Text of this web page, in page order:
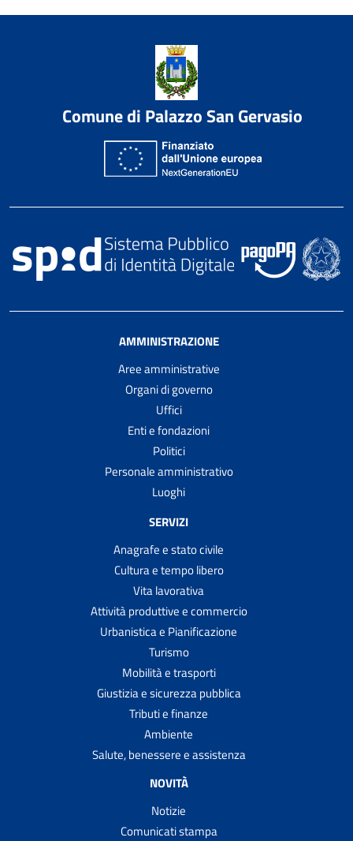
Comune di Palazzo San Gervasio
AMMINISTRAZIONE
Aree amministrative
Organi di governo
Uffici
Enti e fondazioni
Politici
Personale amministrativo
Luoghi
SERVIZI
Anagrafe e stato civile
Cultura e tempo libero
Vita lavorativa
Attività produttive e commercio
Urbanistica e Pianificazione
Turismo
Mobilità e trasporti
Giustizia e sicurezza pubblica
Tributi e finanze
Ambiente
Salute, benessere e assistenza
NOVITÀ
Notizie
Comunicati stampa